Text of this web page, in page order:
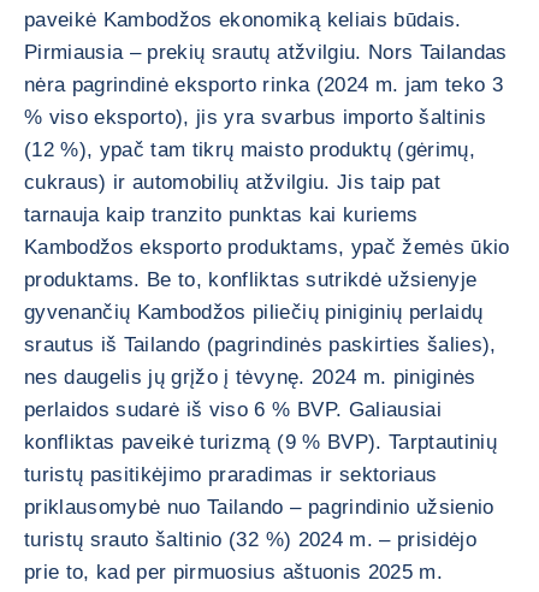
paveikė Kambodžos ekonomiką keliais būdais.
Pirmiausia – prekių srautų atžvilgiu. Nors Tailandas
nėra pagrindinė eksporto rinka (2024 m. jam teko 3
% viso eksporto), jis yra svarbus importo šaltinis
(12 %), ypač tam tikrų maisto produktų (gėrimų,
cukraus) ir automobilių atžvilgiu. Jis taip pat
tarnauja kaip tranzito punktas kai kuriems
Kambodžos eksporto produktams, ypač žemės ūkio
produktams. Be to, konfliktas sutrikdė užsienyje
gyvenančių Kambodžos piliečių piniginių perlaidų
srautus iš Tailando (pagrindinės paskirties šalies),
nes daugelis jų grįžo į tėvynę. 2024 m. piniginės
perlaidos sudarė iš viso 6 % BVP. Galiausiai
konfliktas paveikė turizmą (9 % BVP). Tarptautinių
turistų pasitikėjimo praradimas ir sektoriaus
priklausomybė nuo Tailando – pagrindinio užsienio
turistų srauto šaltinio (32 %) 2024 m. – prisidėjo
prie to, kad per pirmuosius aštuonis 2025 m.